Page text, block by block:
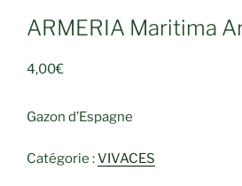
ARMERIA Maritima
4,00€
Gazon d’Espagne
Catégorie :VIVACES